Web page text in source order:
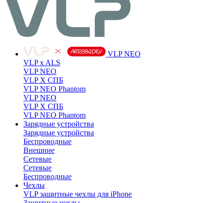
VLP NEO
VLP x ALS
VLP NEO
VLP X СПБ
VLP NEO Phantom
VLP NEO
VLP X СПБ
VLP NEO Phantom
Зарядные устройства
Зарядные устройства
Беспроводные
Внешние
Сетевые
Сетевые
Беспроводные
Чехлы
VLP защитные чехлы для iPhone